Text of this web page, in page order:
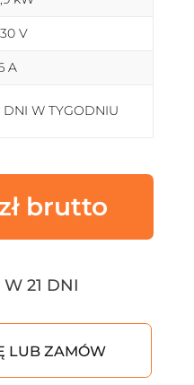
V
A
DNI W TYGODNIU
zł
W 21 DNI
LUB ZAMÓW